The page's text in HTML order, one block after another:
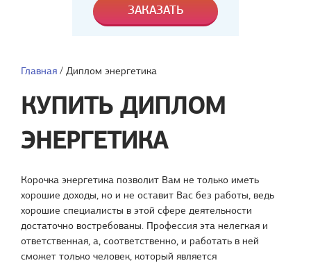
Главная / Диплом энергетика
КУПИТЬ ДИПЛОМ
ЭНЕРГЕТИКА
Корочка энергетика позволит Вам не только иметь
хорошие доходы, но и не оставит Вас без работы, ведь
хорошие специалисты в этой сфере деятельности
достаточно востребованы. Профессия эта нелегкая и
ответственная, а, соответственно, и работать в ней
сможет только человек, который является